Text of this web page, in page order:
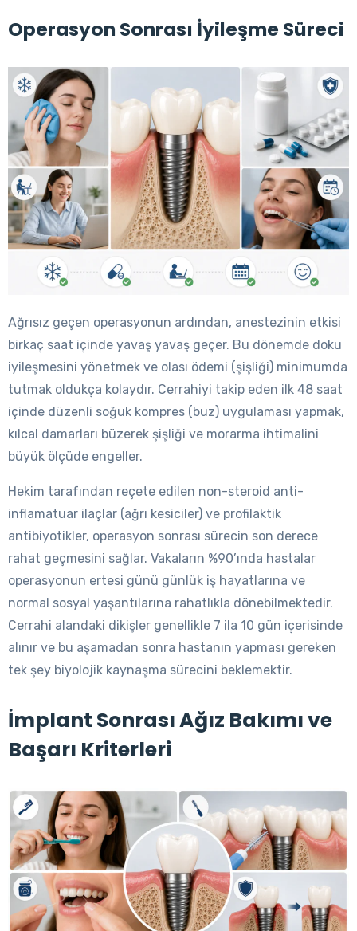
Operasyon Sonrası İyileşme Süreci
Ağrısız geçen operasyonun ardından, anestezinin etkisi
birkaç saat içinde yavaş yavaş geçer. Bu dönemde doku
iyileşmesini yönetmek ve olası ödemi (şişliği) minimumda
tutmak oldukça kolaydır. Cerrahiyi takip eden ilk 48 saat
içinde düzenli soğuk kompres (buz) uygulaması yapmak,
kılcal damarları büzerek şişliği ve morarma ihtimalini
büyük ölçüde engeller.
Hekim tarafından reçete edilen non-steroid anti-
inflamatuar ilaçlar (ağrı kesiciler) ve profilaktik
antibiyotikler, operasyon sonrası sürecin son derece
rahat geçmesini sağlar. Vakaların %90’ında hastalar
operasyonun ertesi günü günlük iş hayatlarına ve
normal sosyal yaşantılarına rahatlıkla dönebilmektedir.
Cerrahi alandaki dikişler genellikle 7 ila 10 gün içerisinde
alınır ve bu aşamadan sonra hastanın yapması gereken
tek şey biyolojik kaynaşma sürecini beklemektir.
İmplant Sonrası Ağız Bakımı ve
Başarı Kriterleri